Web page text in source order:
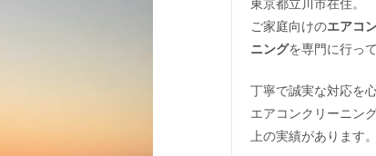
東京都立川市在住。
ご家庭向けのエアコ
ニングを専門に行っ
丁寧で誠実な対応を
エアコンクリーニン
上の実績があります。